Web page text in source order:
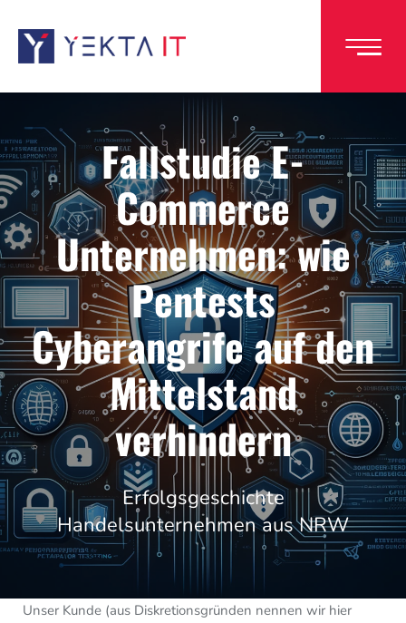
Fallstudie E-
Commerce
Unternehmen: wie
Pentests
Cyberangrife auf den
Mittelstand
verhindern
Erfolgsgeschichte
Handelsunternehmen aus NRW
Unser Kunde (aus Diskretionsgründen nennen wir hier